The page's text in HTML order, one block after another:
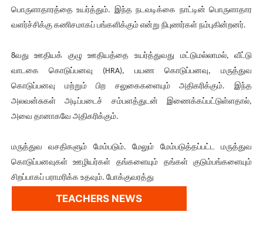
பொருளாதாரத்தை உயர்த்தும். இந்த நடவடிக்கை நாட்டின் பொருளாதார
வளர்ச்சிக்கு கணிசமாகப் பங்களிக்கும் என்று நிபுணர்கள் நம்புகின்றனர்.
8வது ஊதியக் குழு ஊதியத்தை உயர்த்துவது மட்டுமல்லாமல், வீட்டு
வாடகை கொடுப்பனவு (HRA), பயண கொடுப்பனவு, மருத்துவ
கொடுப்பனவு மற்றும் பிற சலுகைகளையும் அதிகரிக்கும். இந்த
அலவன்சுகள் அடிப்படைச் சம்பளத்துடன் இணைக்கப்பட்டுள்ளதால்,
அவை தானாகவே அதிகரிக்கும்.
மருத்துவ வசதிகளும் மேம்படும். மேலும் மேம்படுத்தப்பட்ட மருத்துவ
கொடுப்பனவுகள் ஊழியர்கள் தங்களையும் தங்கள் குடும்பங்களையும்
சிறப்பாகப் பராமரிக்க உதவும். போக்குவரத்து
TEACHERS NEWS